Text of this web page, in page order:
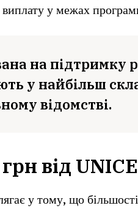
у межах
на підтримку
у найбільш
відомстві.
від
у тому, що